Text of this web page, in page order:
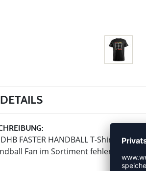
FASTER HANDBALL T-Shirt von
Fan im Sortiment fehlen.